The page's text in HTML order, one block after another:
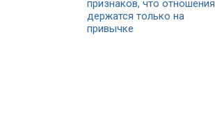
признаков, что отношения
держатся только на
привычке